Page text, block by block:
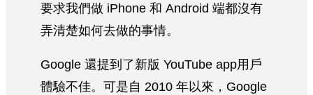
要求我們做 iPhone 和 Android 端都沒有
弄清楚如何去做的事情。
Google 還提到了新版 YouTube app用戶
體驗不佳。可是自 2010 年以來，Google